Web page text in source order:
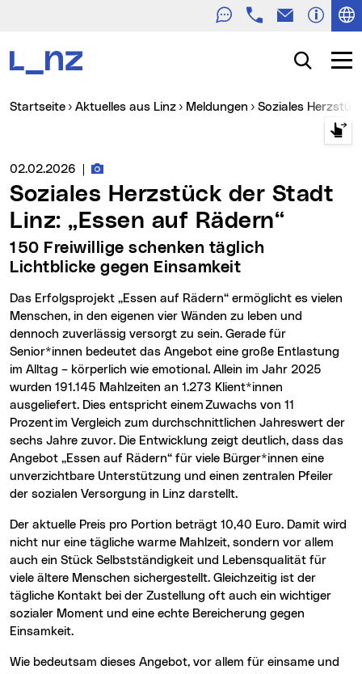
TelefonE-Mail
Suche
Sie sind hier:
Startseite Aktuelles aus Linz Meldungen Soziales
Medienservice vom:
02.02.2026 Fotos zur Meldung
Soziales Herzstück der Stadt
Linz: „Essen auf Rädern“
150 Freiwillige schenken täglich
Lichtblicke gegen Einsamkeit
Das Erfolgsprojekt „Essen auf Rädern“ ermöglicht es vielen
Menschen, in den eigenen vier Wänden zu leben und
dennoch zuverlässig versorgt zu sein. Gerade für
Senior*innen bedeutet das Angebot eine große Entlastung
im Alltag – körperlich wie emotional. Allein im Jahr 2025
wurden 191.145 Mahlzeiten an 1.273 Klient*innen
ausgeliefert. Dies entspricht einem Zuwachs von 11
Prozent im Vergleich zum durchschnittlichen Jahreswert der
sechs Jahre zuvor. Die Entwicklung zeigt deutlich, dass das
Angebot „Essen auf Rädern“ für viele Bürger*innen eine
unverzichtbare Unterstützung und einen zentralen Pfeiler
der sozialen Versorgung in Linz darstellt.
Der aktuelle Preis pro Portion beträgt 10,40 Euro. Damit wird
nicht nur eine tägliche warme Mahlzeit, sondern vor allem
auch ein Stück Selbstständigkeit und Lebensqualität für
viele ältere Menschen sichergestellt. Gleichzeitig ist der
tägliche Kontakt bei der Zustellung oft auch ein wichtiger
sozialer Moment und eine echte Bereicherung gegen
Einsamkeit.
Wie bedeutsam dieses Angebot, vor allem für einsame und